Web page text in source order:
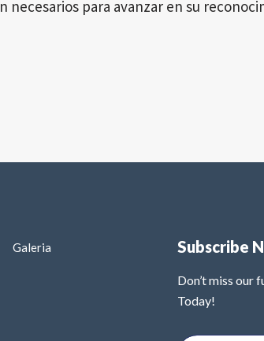
necesarios para avanzar en su
Galeria Subscribe
Don’t miss our
Today!